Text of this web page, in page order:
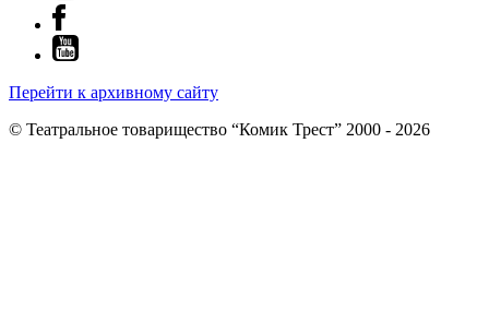
Перейти к архивному сайту
© Театральное товарищество “Комик Трест” 2000 - 2026